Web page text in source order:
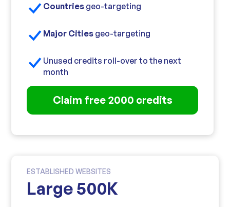
Countries geo-targeting
Major Cities geo-targeting
Unused credits roll-over to the next
month
Claim free 2000 credits
ESTABLISHED WEBSITES
Large 500K